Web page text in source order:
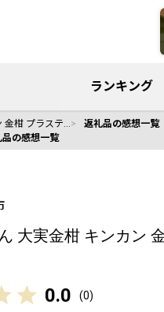
ランキング
金柑 プラステ…
返礼品の感想一覧
品の感想一覧
大実金柑 キンカン
0.0 (0)